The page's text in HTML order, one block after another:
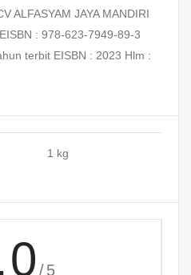
ALFASYAM JAYA MANDIRI
: 978-623-7949-89-3
terbit EISBN : 2023 Hlm :
1 kg
/5